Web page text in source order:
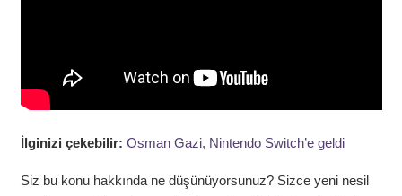
İlginizi çekebilir: Osman Gazi, Nintendo Switch’e geldi
Siz bu konu hakkında ne düşünüyorsunuz? Sizce yeni nesil